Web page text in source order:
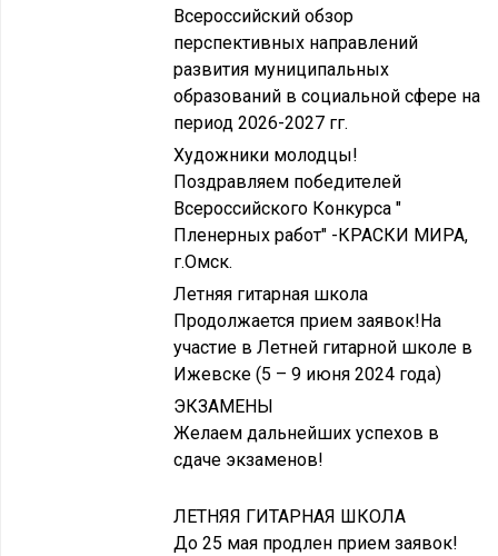
Всероссийский обзор
перспективных направлений
развития муниципальных
образований в социальной сфере на
период 2026-2027 гг.
Художники молодцы!
Поздравляем победителей
Всероссийского Конкурса "
Пленерных работ" -КРАСКИ МИРА,
г.Омск.
Летняя гитарная школа
Продолжается прием заявок!На
участие в Летней гитарной школе в
Ижевске (5 – 9 июня 2024 года)
ЭКЗАМЕНЫ
Желаем дальнейших успехов в
сдаче экзаменов!
ЛЕТНЯЯ ГИТАРНАЯ ШКОЛА
До 25 мая продлен прием заявок!